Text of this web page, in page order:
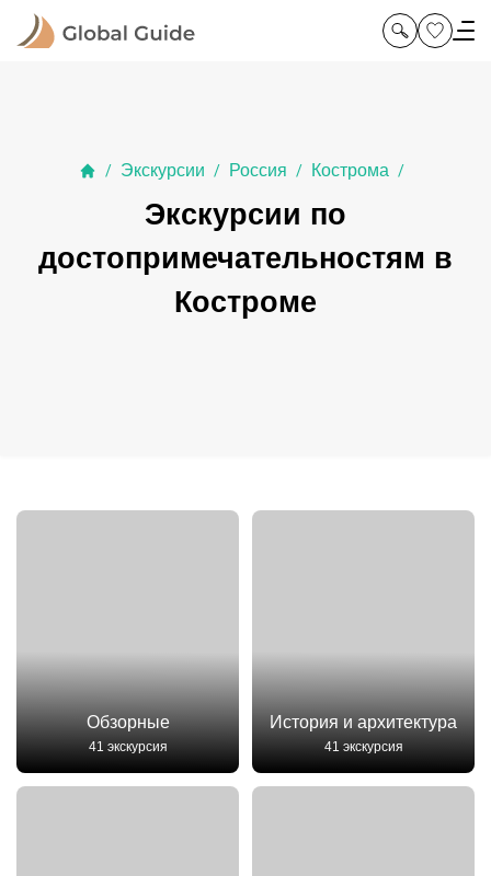
/ Экскурсии / Россия / Кострома /
Экскурсии по
достопримечательностям в
Костроме
Обзорные
41 экскурсия
История и архитектура
41 экскурсия